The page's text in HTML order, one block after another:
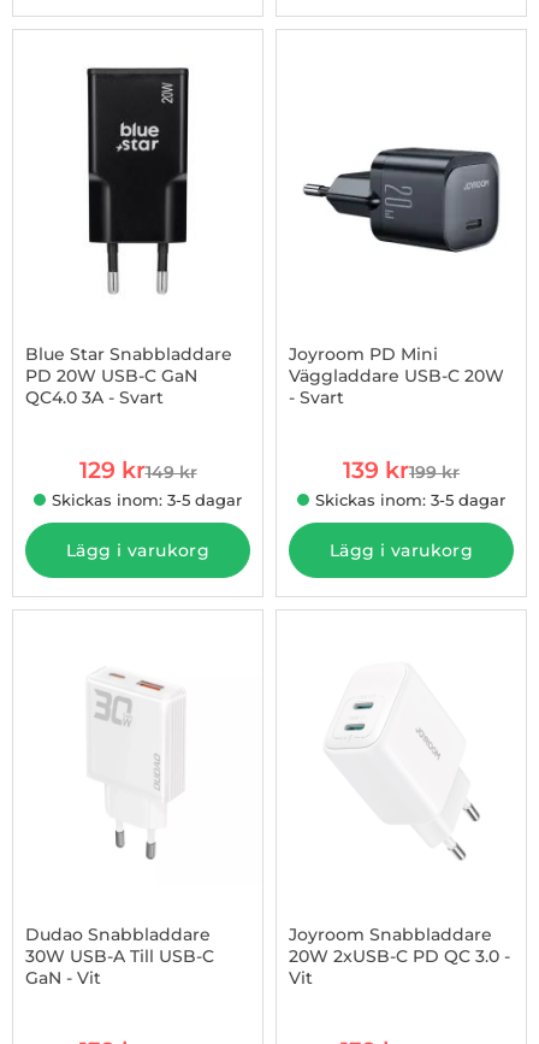
Blue Star Snabbladdare
PD 20W USB-C GaN
QC4.0 3A - Svart
rea pris
129 krtidigare pris
149 kr
Skickas inom: 3-5 dagar
Lägg i varukorg
Joyroom PD Mini
Väggladdare USB-C 20W
- Svart
rea pris
139 krtidigare pris
199 kr
Skickas inom: 3-5 dagar
Lägg i varukorg
Dudao Snabbladdare
30W USB-A Till USB-C
GaN - Vit
Joyroom Snabbladdare
20W 2xUSB-C PD QC 3.0 -
Vit